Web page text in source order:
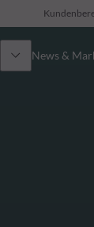
News &